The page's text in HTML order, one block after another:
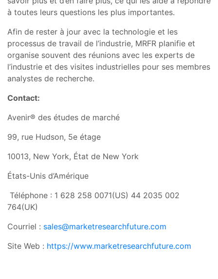
à toutes leurs questions les plus importantes.
Afin de rester à jour avec la technologie et les
processus de travail de l’industrie, MRFR planifie et
organise souvent des réunions avec les experts de
l’industrie et des visites industrielles pour ses membres
analystes de recherche.
Contact:
Avenir® des études de marché
99, rue Hudson, 5e étage
10013, New York, État de New York
États-Unis d’Amérique
Téléphone : 1 628 258 0071(US) 44 2035 002
764(UK)
Courriel : sales@marketresearchfuture.com
Site Web : https://www.marketresearchfuture.com